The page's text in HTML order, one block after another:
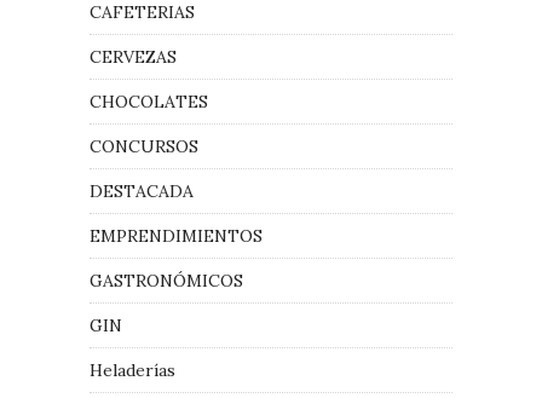
CAFETERIAS
CERVEZAS
CHOCOLATES
CONCURSOS
DESTACADA
EMPRENDIMIENTOS
GASTRONÓMICOS
GIN
Heladerías